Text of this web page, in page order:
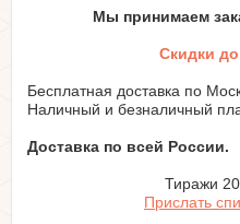
Мы принимаем
Скидки до
Бесплатная доставка по
Наличный и безналичный
Доставка по всей России.
Тиражи
Прислать